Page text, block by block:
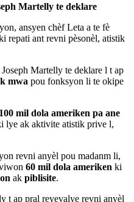
Martelly te deklare
ansyen chèf Leta a te fè
repati ant revni pèsonèl, atistik
Martelly te deklare l t ap
mwa pou fonksyon li te okipe
100 mil dola ameriken pa ane
lye ak aktivite atistik prive l,
revni anyèl pou madanm li,
60 mil dola ameriken ki
ak piblisite.
t ap pral reyevalye revni anyèl